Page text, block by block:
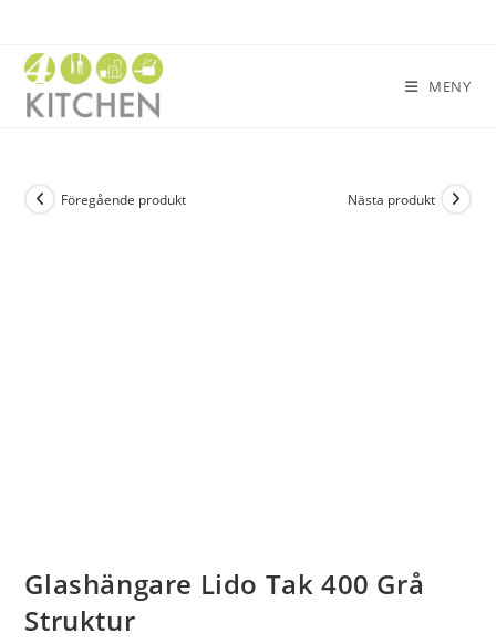
MENY
Föregående produkt Nästa produkt
Glashängare Lido Tak 400 Grå
Struktur